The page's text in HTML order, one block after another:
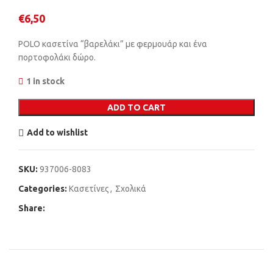
€6,50
POLO κασετίνα “βαρελάκι” με φερμουάρ και ένα
πορτοφολάκι δώρο.
1 in stock
ADD TO CART
Add to wishlist
SKU: 937006-8083
Categories: Κασετίνες, Σχολικά
Share: